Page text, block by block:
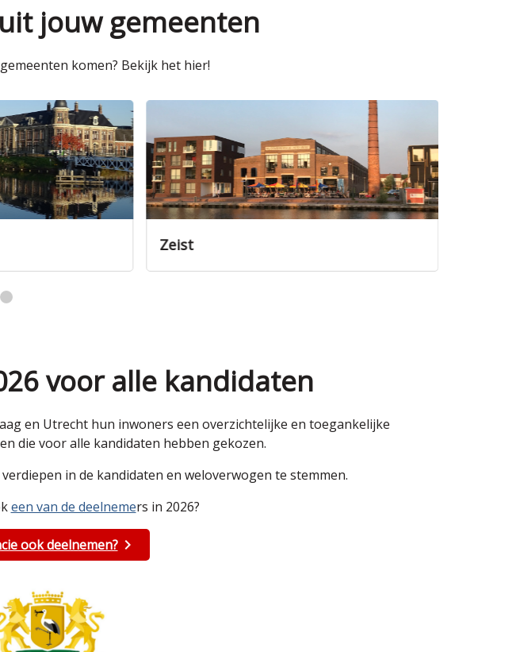
jouw gemeenten
komen? Bekijk het hier!
Amersfoort
voor alle kandidaten
en Utrecht hun inwoners een overzichtelijke en toegankelijke
die voor alle kandidaten hebben gekozen.
in de kandidaten en weloverwogen te stemmen.
een van de deelnemers in 2026?
ook deelnemen?